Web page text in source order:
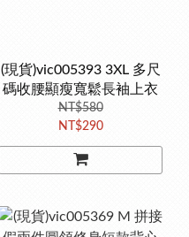
(現貨)vic005393 3XL 多尺
碼收腰顯瘦寬鬆長袖上衣
NT$580
NT$290